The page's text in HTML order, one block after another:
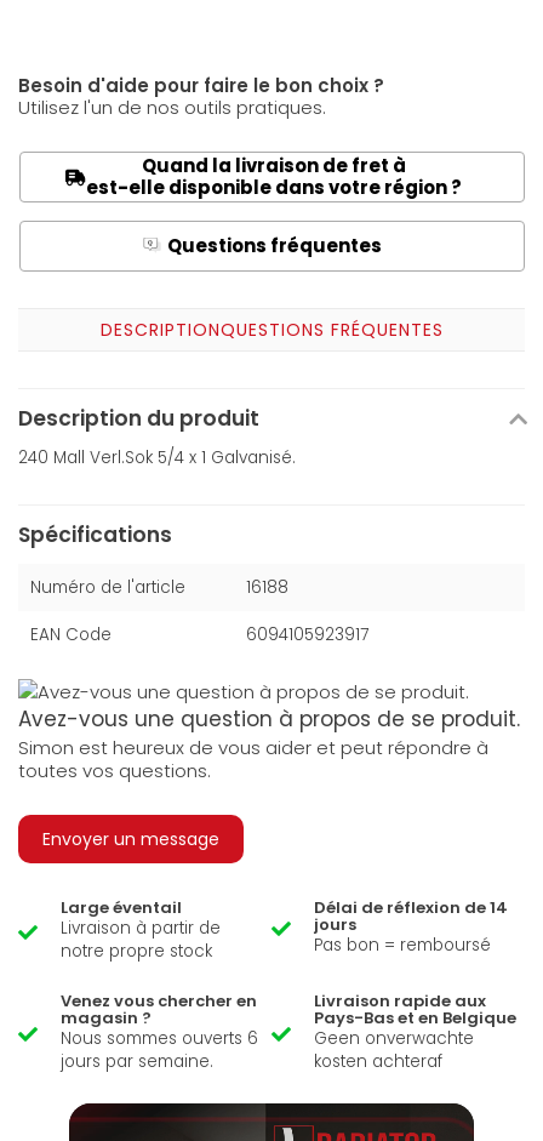
Besoin d'aide pour faire le bon choix ?
Utilisez l'un de nos outils pratiques.
Quand la livraison de fret à
est-elle disponible dans votre région ?
Q Questions fréquentes
DESCRIPTIONQUESTIONS FRÉQUENTES
Description du produit
240 Mall Verl.Sok 5/4 x 1 Galvanisé.
Spécifications
Numéro de l'article 16188
EAN Code 6094105923917
Avez-vous une question à propos de se produit.
Simon est heureux de vous aider et peut répondre à
toutes vos questions.
Envoyer un message
Large éventail
Livraison à partir de
notre propre stock
Délai de réflexion de 14
jours
Pas bon = remboursé
Venez vous chercher en
magasin ?
Nous sommes ouverts 6
jours par semaine.
Livraison rapide aux
Pays-Bas et en Belgique
Geen onverwachte
kosten achteraf